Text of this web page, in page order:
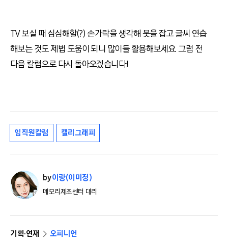
TV 보실 때 심심해할(?)손가락을 생각해 붓을 잡고 글씨 연습
해보는 것도 제법 도움이 되니 많이들 활용해보세요.그럼 전
다음 칼럼으로 다시 돌아오겠습니다!
임직원칼럼 캘리그래피
by이랑(이미정)
메모리제조센터 대리
기획·연재
오피니언